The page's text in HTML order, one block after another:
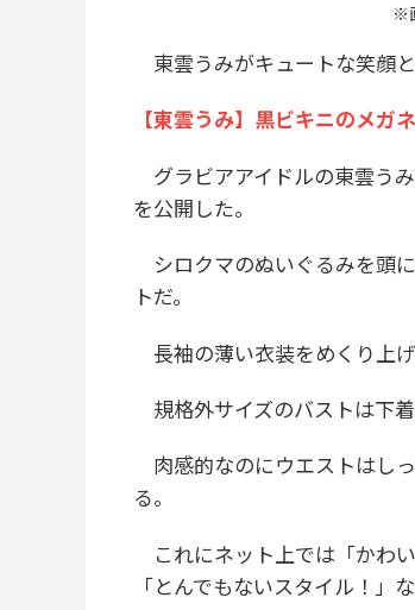
※
東雲うみがキュートな笑顔
【東雲うみ】黒ビキニのメガ
グラビアアイドルの東雲う
を公開した。
シロクマのぬいぐるみを頭
トだ。
長袖の薄い衣装をめくり上
規格外サイズのバストは下
肉感的なのにウエストはし
る。
これにネット上では「かわ
「とんでもないスタイル！」